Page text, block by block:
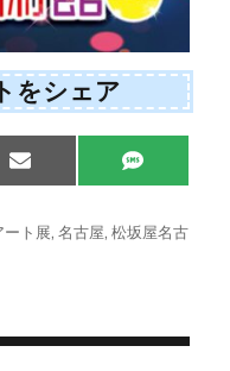
をシェア
Share
on
E
m
Share
on
S
M
ート展,名古屋,松坂屋名古